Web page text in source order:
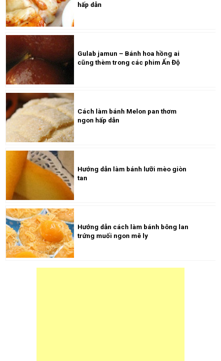
hấp dẫn
Gulab jamun – Bánh hoa hồng ai
cũng thèm trong các phim Ấn Độ
Cách làm bánh Melon pan thơm
ngon hấp dẫn
Hướng dẫn làm bánh lưỡi mèo giòn
tan
Hướng dẫn cách làm bánh bông lan
trứng muối ngon mê ly